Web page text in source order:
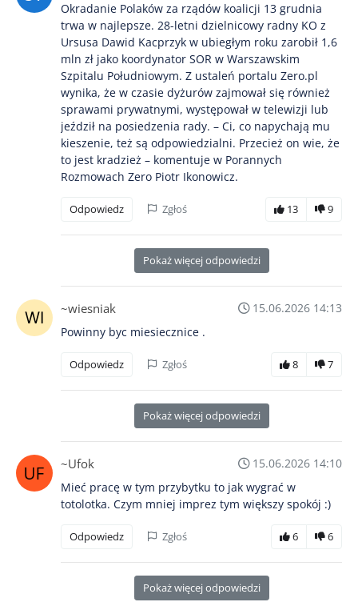
Okradanie Polaków za rządów koalicji 13 grudnia
trwa w najlepsze. 28-letni dzielnicowy radny KO z
Ursusa Dawid Kacprzyk w ubiegłym roku zarobił 1,6
mln zł jako koordynator SOR w Warszawskim
Szpitalu Południowym. Z ustaleń portalu Zero.pl
wynika, że w czasie dyżurów zajmował się również
sprawami prywatnymi, występował w telewizji lub
jeździł na posiedzenia rady. – Ci, co napychają mu
kieszenie, też są odpowiedzialni. Przecież on wie, że
to jest kradzież – komentuje w Porannych
Rozmowach Zero Piotr Ikonowicz.
Odpowiedz Zgłoś 13 9
Pokaż więcej odpowiedzi
~wiesniak
15.06.2026 14:13
Powinny byc miesiecznice .
Odpowiedz Zgłoś 8 7
Pokaż więcej odpowiedzi
~Ufok
15.06.2026 14:10
Mieć pracę w tym przybytku to jak wygrać w
totolotka. Czym mniej imprez tym większy spokój :)
Odpowiedz Zgłoś 6 6
Pokaż więcej odpowiedzi